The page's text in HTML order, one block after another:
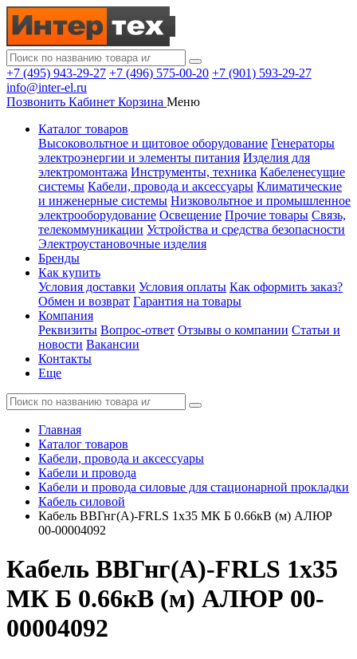
+7 (495) 943-29-27 +7 (496) 575-00-20 +7 (901) 593-29-27
info@inter-el.ru
Позвонить Кабинет Корзина Меню
Каталог товаров
Высоковольтное и щитовое оборудование Генераторы
электроэнергии и элементы питания Изделия для
электромонтажа Инструменты, техника Кабеленесущие
системы Кабели, провода и аксессуары Климатические
и инженерные системы Низковольтное и промышленное
электрооборудование Освещение Прочие товары Связь,
телекоммуникации Устройства и средства безопасности
Электроустановочные изделия
Бренды
Как купить
Условия доставки Условия оплаты Как оформить заказ?
Обмен и возврат Гарантия на товары
Компания
Реквизиты Вопрос-ответ Отзывы о компании Статьи и
новости Вакансии
Контакты
Еще
Главная
Каталог товаров
Кабели, провода и аксессуары
Кабели и провода
Кабели и провода силовые для стационарной прокладки
Кабель силовой
Кабель ВВГнг(А)-FRLS 1х35 МК Б 0.66кВ (м) АЛЮР
00-00004092
Кабель ВВГнг(А)-FRLS 1х35
МК Б 0.66кВ (м) АЛЮР 00-
00004092